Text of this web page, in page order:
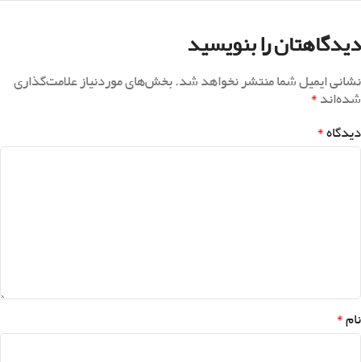
دیدگاهتان را بنویسید
نشانی ایمیل شما منتشر نخواهد شد.بخش‌های موردنیاز علامت‌گذاری
شده‌اند*
دیدگاه*
نام*